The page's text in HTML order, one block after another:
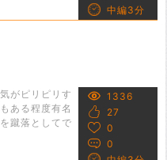
中編3分
がピリピリす
ある程度有名
蹴落としてで
1336
27
0
0